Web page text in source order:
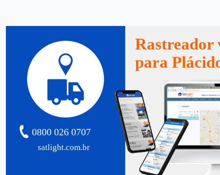
satlight.com.br
0800 026 0707
Rastreador
para